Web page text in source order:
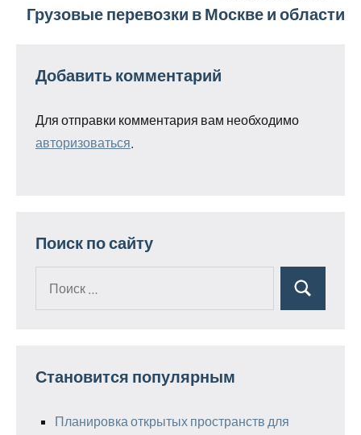
Грузовые перевозки в Москве и области
Добавить комментарий
Для отправки комментария вам необходимо
авторизоваться
Поиск по сайту
Поиск
Становится популярным
Планировка открытых пространств для